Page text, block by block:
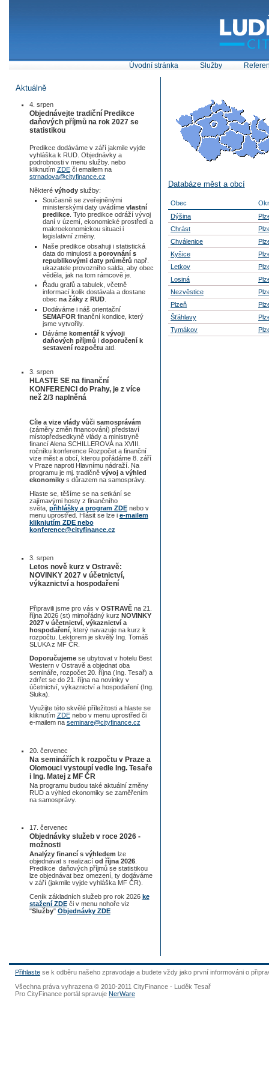
Úvodní stránka Služby
Aktuálně
4. srpen
Objednávejte tradiční Predikce
daňových příjmů na rok 2027 se
statistikou
Predikce dodáváme v září jakmile vyjde
vyhláška k RUD. Objednávky a
podrobnosti v menu služby. nebo
kliknutím ZDEči emailem na
strnadova@cityfinance.cz
Některé výhodyslužby:
Současně se zveřejněnými
ministerskými daty uvádíme vlastní
predikce. Tyto predikce odráží vývoj
daní v území, ekonomické prostředí a
makroekonomickou situaci i
legislativní změny.
Naše predikce obsahuji i statistická
data do minulosti a porovnání s
republikovými daty průměrů např.
ukazatele provozního salda, aby obec
věděla, jak na tom rámcově je.
Řadu grafů a tabulek, včetně
informací kolik dostávala a dostane
obec na žáky z RUD.
Dodáváme i náš orientační
SEMAFORfinanční kondice, který
jsme vytvořily.
Dáváme komentář k vývoji
daňových příjmů i doporučení k
sestavení rozpočtu atd.
3. srpen
HLASTE SE na finanční
KONFERENCI do Prahy, je z více
než 2/3 naplněná
Cíle a vize vlády vůči samosprávám
(záměry změn financování) představí
místopředsedkyně vlády a ministryně
financí Alena SCHILLEROVÁ na XVIII.
ročníku konference Rozpočet a finanční
vize měst a obcí, kterou pořádáme 8. září
v Praze naproti Hlavnímu nádraží. Na
programu je mj. tradičněvývoj a výhled
ekonomikys důrazem na samosprávy.
Hlaste se, těšíme se na setkání se
zajímavými hosty z finančního
světa, přihlášky a program ZDEnebo v
menu uprostřed. Hlásit se lze i e-mailem
klikniutím ZDE nebo
konference@cityfinance.cz
3. srpen
Letos nově kurz v Ostravě:
NOVINKY 2027 v účetnictví,
výkaznictví a hospodaření
Připravili jsme pro vás v OSTRAVĚna 21.
října 2026 (st) mimořádný kurz NOVINKY
2027 v účetnictví, výkaznictví a
hospodaření, který navazuje na kurz k
rozpočtu. Lektorem je skvělý Ing. Tomáš
SLUKA z MF ČR.
Doporučujemese ubytovat v hotelu Best
Western v Ostravě a objednat oba
semináře, rozpočet 20. října (Ing. Tesař) a
zdrřet se do 21. října na novinky v
účetnictví, výkaznictví a hospodaření (Ing.
Sluka).
Využijte této skvělé příležitosti a hlaste se
kliknutím ZDEnebo v menu uprostřed či
e-mailem na seminare@cityfinance.cz
20. červenec
Na seminářích k rozpočtu v Praze a
Olomouci vystoupí vedle Ing. Tesaře
i Ing. Matej z MF ČR
Na programu budou také aktuální změny
RUD a výhled ekonomiky se zaměřením
na samosprávy.
17. červenec
Objednávky služeb v roce 2026 -
možnosti
Analýzy financí s výhledem lze
objednávat s realizací od října 2026.
Predikce daňových příjmů se statistikou
lze objednávat bez omezení, ty dodáváme
v září (jakmile vyjde vyhláška MF ČR).
Ceník základních služeb pro rok 2026 ke
stažení ZDEči v menu nohoře viz
"Služby" Objednávky ZDE
Databáze měst a obcí
Obec
Dýšina
Chrást
Chválenice
Kyšice
Letkov
Losiná
Nezvěstice
Plzeň
Šťáhlavy
Tymákov
Přihlaste se k odběru našeho zpravodaje a budete vždy jako první informováni o
Všechna práva vyhrazena © 2010-2011 CityFinance - Luděk Tesař
Pro CityFinance portál spravuje NerWare